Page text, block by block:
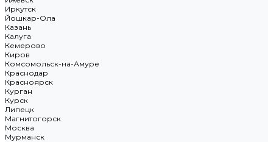
Иркутск
Йошкар-Ола
Казань
Калуга
Кемерово
Киров
Комсомольск-на-Амуре
Краснодар
Красноярск
Курган
Курск
Липецк
Магнитогорск
Москва
Мурманск